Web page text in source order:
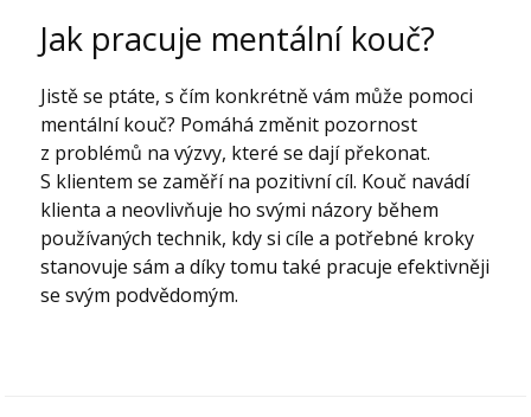
Jak pracuje mentální kouč?
Jistě se ptáte, s čím konkrétně vám může pomoci
mentální kouč? Pomáhá změnit pozornost
z problémů na výzvy, které se dají překonat.
S klientem se zaměří na pozitivní cíl. Kouč navádí
klienta a neovlivňuje ho svými názory během
používaných technik, kdy si cíle a potřebné kroky
stanovuje sám a díky tomu také pracuje efektivněji
se svým podvědomým.